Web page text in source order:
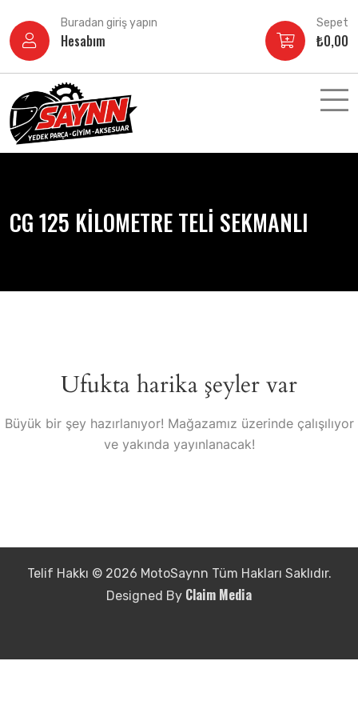
atla
Buradan giriş yapın
Hesabım
Sepet
₺0,00
CG 125 KİLOMETRE TELİ SEKMANLI
Ufukta harika şeyler var
Büyük bir şey hazırlanıyor! Mağazamız üzerinde çalışılıyor
ve yakında yayınlanacak!
Telif Hakkı © 2026 MotoSaynn Tüm Hakları Saklıdır.
Designed By Claim Media